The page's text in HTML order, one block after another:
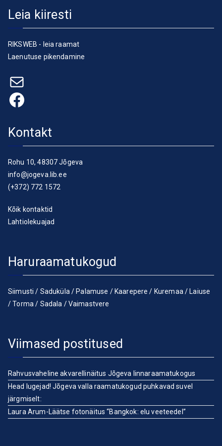
Leia kiiresti
RIKSWEB - leia raamat
Laenutuse pikendamine
E-post
Facebook
Kontakt
Rohu 10, 48307 Jõgeva
info@jogeva.lib.ee
(+372) 772 1572
Kõik kontaktid
Lahtiolekuajad
Haruraamatukogud
Siimusti / Saduküla/ Palamuse / Kaarepere / Kuremaa/ Laiuse
/Torma/ Sadala /Vaimastvere
Viimased postitused
Rahvusvaheline akvarellinäitus Jõgeva linnaraamatukogus
Head lugejad! Jõgeva valla raamatukogud puhkavad suvel
järgmiselt:
Laura Arum-Läätse fotonäitus “Bangkok: elu veeteedel”